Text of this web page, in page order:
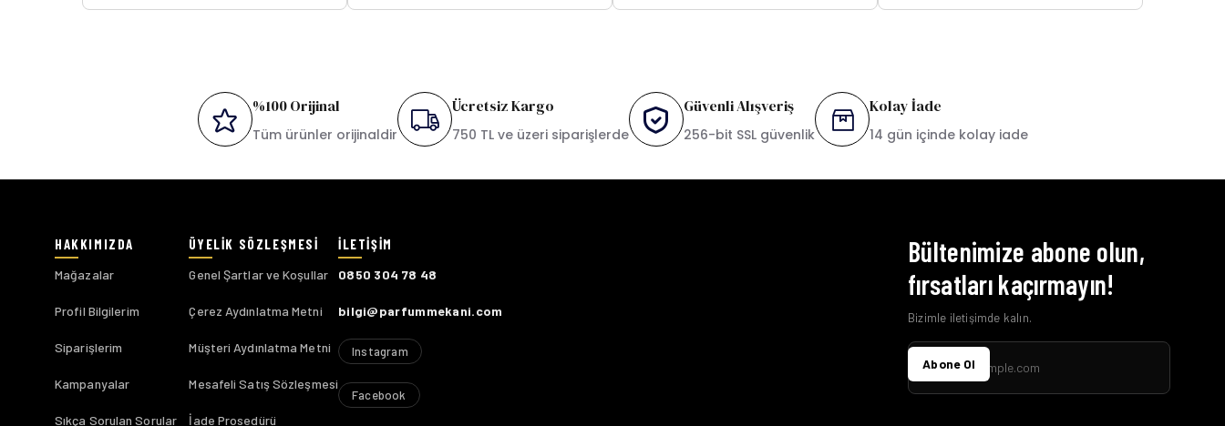
%100 Orijinal
Tüm ürünler orijinaldir
Ücretsiz Kargo
750 TL ve üzeri siparişlerde
Güvenli Alışveriş
256-bit SSL güvenlik
Kolay İade
14 gün içinde kolay iade
Mağazalar
Profil Bilgilerim
Siparişlerim
Kampanyalar
Sıkça Sorulan Sorular
Genel Şartlar ve Koşullar
Çerez Aydınlatma Metni
Müşteri Aydınlatma Metni
Mesafeli Satış Sözleşmesi
İade Prosedürü
0850 304 78 48
bilgi@parfummekani.com
Instagram
Facebook
Bültenimize abone olun,
fırsatları kaçırmayın!
Bizimle iletişimde kalın.
Abone Ol